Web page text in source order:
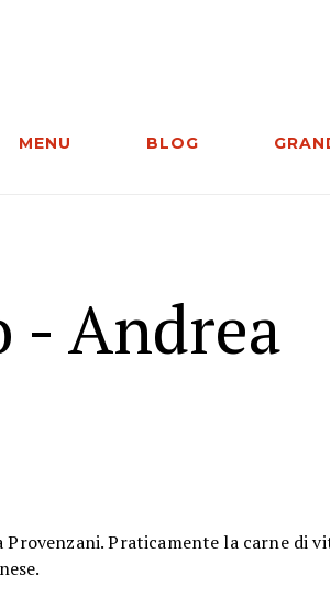
MENU BLOG
- Andrea
Praticamente la carne di